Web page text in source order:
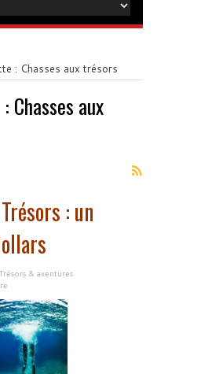
: Chasses aux trésors
: Chasses aux
: un
Trésors & aventures